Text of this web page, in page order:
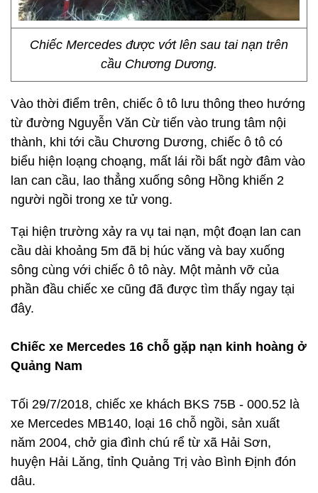
Chiếc Mercedes được vớt lên sau tai nạn trên
cầu Chương Dương.
Vào thời điểm trên, chiếc ô tô lưu thông theo hướng
từ đường Nguyễn Văn Cừ tiến vào trung tâm nội
thành, khi tới cầu Chương Dương, chiếc ô tô có
biểu hiện loạng choạng, mất lái rồi bất ngờ đâm vào
lan can cầu, lao thẳng xuống sông Hồng khiến 2
người ngồi trong xe tử vong.
Tại hiện trường xảy ra vụ tai nạn, một đoạn lan can
cầu dài khoảng 5m đã bị húc văng và bay xuống
sông cùng với chiếc ô tô này. Một mảnh vỡ của
phần đầu chiếc xe cũng đã được tìm thấy ngay tại
đây.
Chiếc xe Mercedes 16 chỗ gặp nạn kinh hoàng ở
Quảng Nam
Tối 29/7/2018, chiếc xe khách BKS 75B - 000.52 là
xe Mercedes MB140, loại 16 chỗ ngồi, sản xuất
năm 2004, chở gia đình chú rể từ xã Hải Sơn,
huyện Hải Lăng, tỉnh Quảng Trị vào Bình Định đón
dâu.